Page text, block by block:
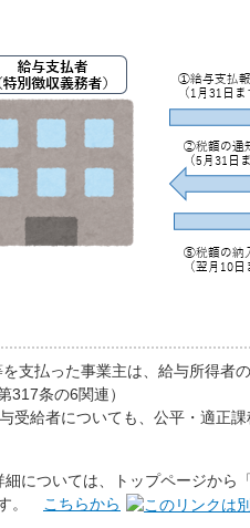
支払った事業主は、給与所得者
317条の6関連）
給者についても、公平・適正
については、トップページから
。
こちらから